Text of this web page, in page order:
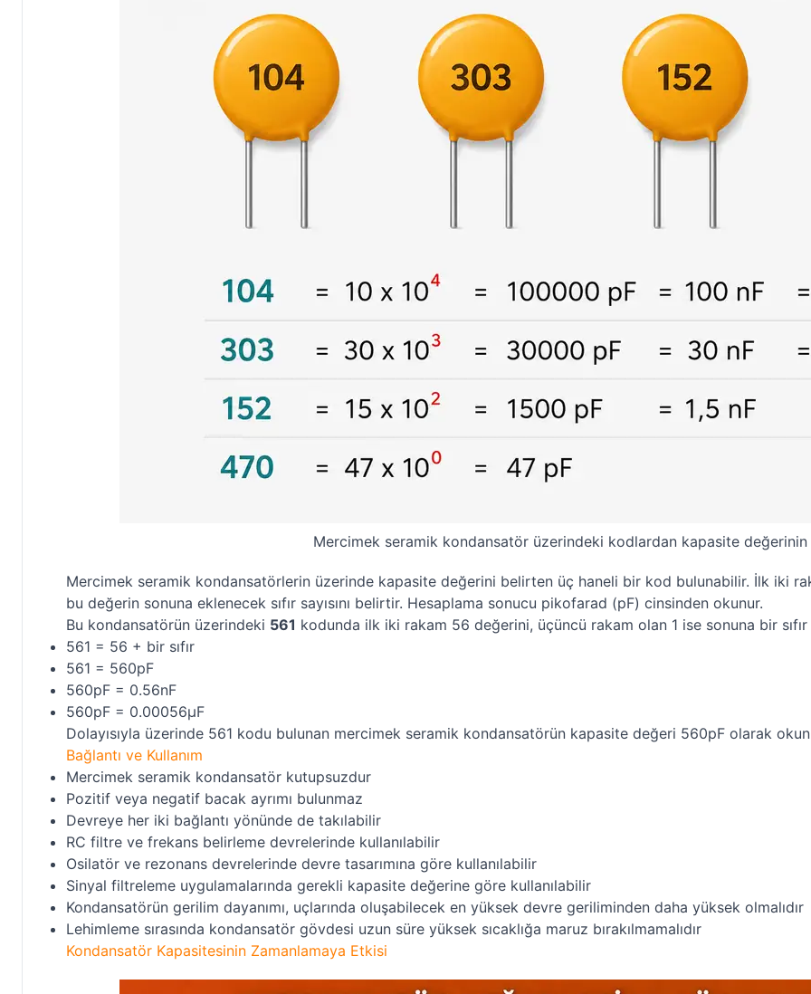
Mercimek seramik kondansatör üzerindeki kodlardan kapasite değerinin
Mercimek seramik kondansatörlerin üzerinde kapasite değerini belirten üç haneli bir kod bulunabilir. İlk iki
bu değerin sonuna eklenecek sıfır sayısını belirtir. Hesaplama sonucu pikofarad (pF) cinsinden okunur.
Bu kondansatörün üzerindeki 561 kodunda ilk iki rakam 56 değerini, üçüncü rakam olan 1 ise sonuna bir
561 = 56 + bir sıfır
561 = 560pF
560pF = 0.56nF
560pF = 0.00056µF
Dolayısıyla üzerinde 561 kodu bulunan mercimek seramik kondansatörün kapasite değeri 560pF olarak
Bağlantı ve Kullanım
Mercimek seramik kondansatör kutupsuzdur
Pozitif veya negatif bacak ayrımı bulunmaz
Devreye her iki bağlantı yönünde de takılabilir
RC filtre ve frekans belirleme devrelerinde kullanılabilir
Osilatör ve rezonans devrelerinde devre tasarımına göre kullanılabilir
Sinyal filtreleme uygulamalarında gerekli kapasite değerine göre kullanılabilir
Kondansatörün gerilim dayanımı, uçlarında oluşabilecek en yüksek devre geriliminden daha yüksek olmalıdır
Lehimleme sırasında kondansatör gövdesi uzun süre yüksek sıcaklığa maruz bırakılmamalıdır
Kondansatör Kapasitesinin Zamanlamaya Etkisi